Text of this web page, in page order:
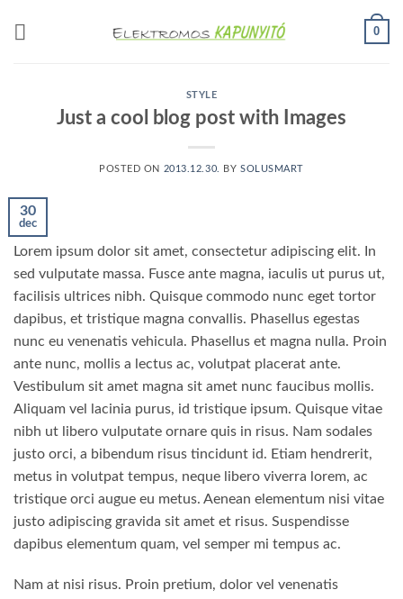
0
STYLE
Just a cool blog post with Images
POSTED ON 2013.12.30. BY SOLUSMART
30
dec
Lorem ipsum dolor sit amet, consectetur adipiscing elit. In
sed vulputate massa. Fusce ante magna, iaculis ut purus ut,
facilisis ultrices nibh. Quisque commodo nunc eget tortor
dapibus, et tristique magna convallis. Phasellus egestas
nunc eu venenatis vehicula. Phasellus et magna nulla. Proin
ante nunc, mollis a lectus ac, volutpat placerat ante.
Vestibulum sit amet magna sit amet nunc faucibus mollis.
Aliquam vel lacinia purus, id tristique ipsum. Quisque vitae
nibh ut libero vulputate ornare quis in risus. Nam sodales
justo orci, a bibendum risus tincidunt id. Etiam hendrerit,
metus in volutpat tempus, neque libero viverra lorem, ac
tristique orci augue eu metus. Aenean elementum nisi vitae
justo adipiscing gravida sit amet et risus. Suspendisse
dapibus elementum quam, vel semper mi tempus ac.
Nam at nisi risus. Proin pretium, dolor vel venenatis